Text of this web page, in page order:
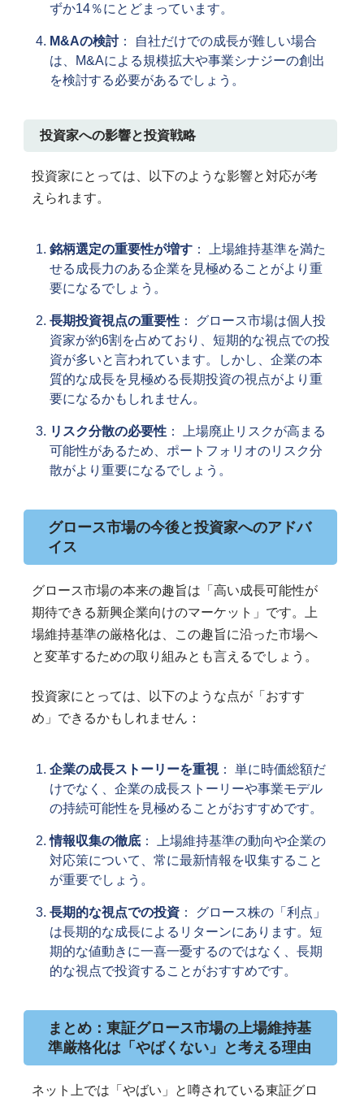
ずか14％にとどまっています。
M&Aの検討： 自社だけでの成長が難しい場合
は、M&Aによる規模拡大や事業シナジーの創出
を検討する必要があるでしょう。
投資家への影響と投資戦略
投資家にとっては、以下のような影響と対応が考
えられます。
銘柄選定の重要性が増す： 上場維持基準を満た
せる成長力のある企業を見極めることがより重
要になるでしょう。
長期投資視点の重要性： グロース市場は個人投
資家が約6割を占めており、短期的な視点での投
資が多いと言われています。しかし、企業の本
質的な成長を見極める長期投資の視点がより重
要になるかもしれません。
リスク分散の必要性： 上場廃止リスクが高まる
可能性があるため、ポートフォリオのリスク分
散がより重要になるでしょう。
グロース市場の今後と投資家へのアドバ
イス
グロース市場の本来の趣旨は「高い成長可能性が
期待できる新興企業向けのマーケット」です。上
場維持基準の厳格化は、この趣旨に沿った市場へ
と変革するための取り組みとも言えるでしょう。
投資家にとっては、以下のような点が「おすす
め」できるかもしれません：
企業の成長ストーリーを重視： 単に時価総額だ
けでなく、企業の成長ストーリーや事業モデル
の持続可能性を見極めることがおすすめです。
情報収集の徹底： 上場維持基準の動向や企業の
対応策について、常に最新情報を収集すること
が重要でしょう。
長期的な視点での投資： グロース株の「利点」
は長期的な成長によるリターンにあります。短
期的な値動きに一喜一憂するのではなく、長期
的な視点で投資することがおすすめです。
まとめ：東証グロース市場の上場維持基
準厳格化は「やばくない」と考える理由
ネット上では「やばい」と噂されている東証グロ